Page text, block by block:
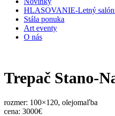
HLASOVANIE-Letný
Stála ponuka
Art eventy
O nás
Trepač Stano-
rozmer: 100×120, olejomaľba
cena: 3000€